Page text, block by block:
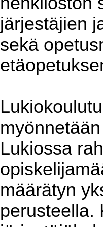
järjestäjien
sekä
Lukiossa
määrätyn
perusteella.